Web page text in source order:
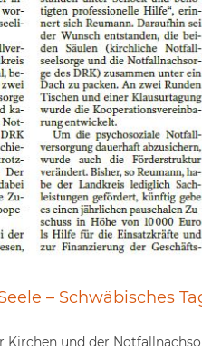
– Schwäbisches
Kirchen und der